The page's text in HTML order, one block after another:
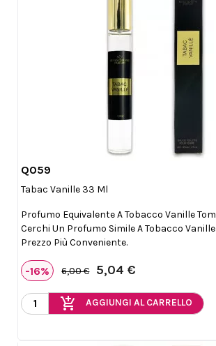
Q059
Tabac Vanille 33 Ml
Profumo Equivalente A Tobacco Vanille
Cerchi Un Profumo Simile A Tobacco Vanille
Prezzo Più Conveniente.
-16% 6,00 € 5,04 €
add_shopping_cart AGGIUNGI AL CARRELLO